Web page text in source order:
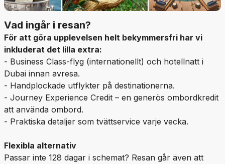
Vad ingår i resan?
För att göra upplevelsen helt bekymmersfri har vi
inkluderat det lilla extra:
- Business Class-flyg (internationellt) och hotellnatt i
Dubai innan avresa.
- Handplockade utflykter på destinationerna.
- Journey Experience Credit – en generös ombordkredit
att använda ombord.
- Praktiska detaljer som tvättservice varje vecka.
Flexibla alternativ
Passar inte 128 dagar i schemat? Resan går även att